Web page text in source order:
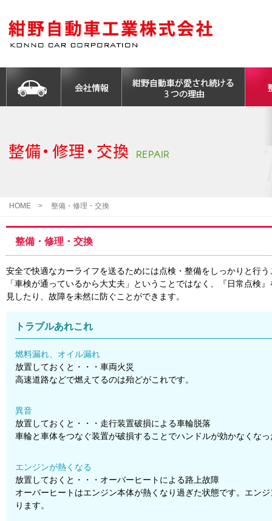
HOME > 整備・修理・交換
整備・修理・交換
安全で快適なカーライフを送るためには点検・整備をしっかりと行
「車検が通っているから大丈夫」ということではなく、『日常点検
見したり、故障を未然に防ぐことができます。
トラブルあれこれ
燃料漏れ、オイル漏れ
放置しておくと・・・車両火災
高速道路などで燃えてるのは殆どがこれです。
異音
放置しておくと・・・走行装置破損による車輪脱落
車輪と車体をつなぐ装置が破損することでハンドルが効かなくな
エンジンが熱くなる
放置しておくと・・・オーバーヒートによる路上故障
オーバーヒートはエンジン本体が熱くなり過ぎた状態です。エン
ります。